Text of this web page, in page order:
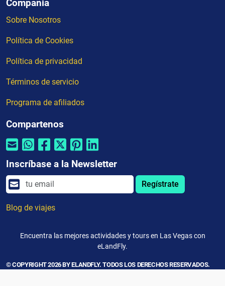
Compañia
Sobre Nosotros
Política de Cookies
Política de privacidad
Términos de servicio
Programa de afiliados
Compartenos
Inscríbase a la Newsletter
Regístrate
Blog de viajes
Encuentra las mejores actividades y tours en Las Vegas con
eLandFly.
© COPYRIGHT 2026 BY ELANDFLY. TODOS LOS DERECHOS RESERVADOS.